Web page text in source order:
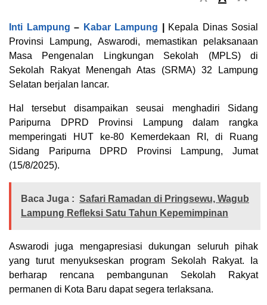
Inti Lampung – Kabar Lampung
Kepala Dinas Sosial
Provinsi Lampung, Aswarodi, memastikan pelaksanaan
Masa Pengenalan Lingkungan Sekolah (MPLS) di
Sekolah Rakyat Menengah Atas (SRMA) 32 Lampung
Selatan berjalan lancar.
Hal tersebut disampaikan seusai menghadiri Sidang
Paripurna DPRD Provinsi Lampung dalam rangka
memperingati HUT ke-80 Kemerdekaan RI, di Ruang
Sidang Paripurna DPRD Provinsi Lampung, Jumat
(15/8/2025).
Baca Juga : Safari Ramadan di Pringsewu, Wagub
Lampung Refleksi Satu Tahun Kepemimpinan
Aswarodi juga mengapresiasi dukungan seluruh pihak
yang turut menyukseskan program Sekolah Rakyat. Ia
berharap rencana pembangunan Sekolah Rakyat
permanen di Kota Baru dapat segera terlaksana.